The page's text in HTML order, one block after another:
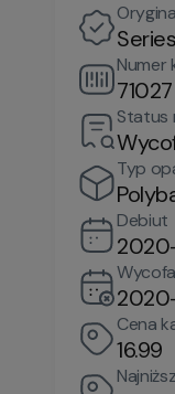
Numer
71027
Status
Typ
Debiut
Cena
16.99